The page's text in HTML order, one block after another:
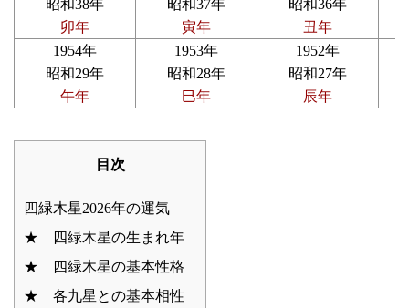
昭和38年
卯年
昭和37年
寅年
昭和36年
丑年
1954年
昭和29年
午年
1953年
昭和28年
巳年
1952年
昭和27年
辰年
目次
四緑木星2026年の運気
★ 四緑木星の生まれ年
★ 四緑木星の基本性格
★ 各九星との基本相性